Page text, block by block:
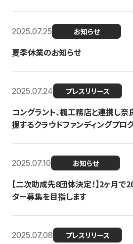
2025.07.25 お知らせ
夏季休業のお知らせ
2025.07.24 プレスリリース
コングラント、楓工務店と連携し
援するクラウドファンディングプロ
2025.07.10 お知らせ
【二次助成先8団体決定！】2ヶ月で
ター募集を目指します
2025.07.08 プレスリリース